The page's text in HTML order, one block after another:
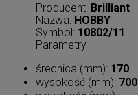
Producent: Brilliant
Nazwa: HOBBY
Symbol: 10802/11
Parametry
średnica (mm): 170
wysokość (mm): 700